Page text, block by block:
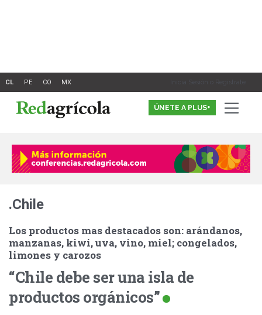
Inicia Sesión o Registrate
ÚNETE A PLUS+
.Chile
Los productos mas destacados son: arándanos,
manzanas, kiwi, uva, vino, miel; congelados,
limones y carozos
“Chile debe ser una isla de
productos orgánicos”